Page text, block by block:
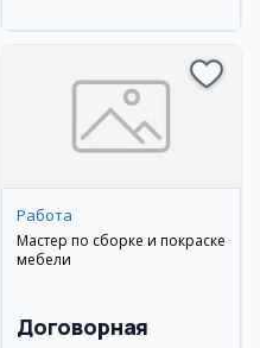
Работа
Мастер по сборке и покраске
мебели
Договорная